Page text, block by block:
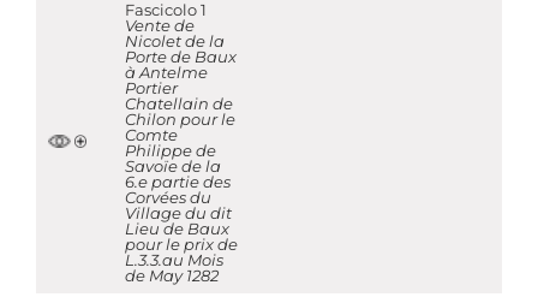
Fascicolo 1
Vente de
Nicolet de la
Porte de Baux
à Antelme
Portier
Chatellain de
Chilon pour le
Comte
Philippe de
Savoïe de la
6.e partie des
Corvées du
Village du dit
Lieu de Baux
pour le prix de
L.3.3.au Mois
de May 1282